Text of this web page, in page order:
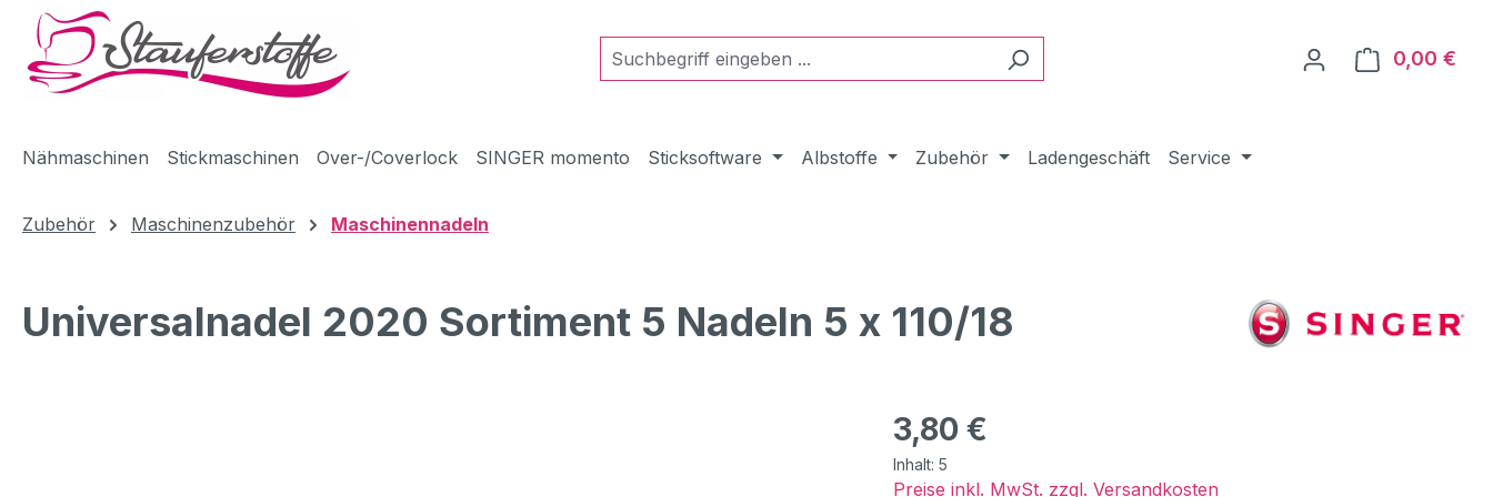
Hauptinhalt springen
Zur Suche springen
Zur Hauptnavigation springen
0,00 €
Nähmaschinen Stickmaschinen Over-/Coverlock SINGER momento Sticksoftware Albstoffe Zubehör Ladengeschäft Service
Zubehör Maschinenzubehör Maschinennadeln
Universalnadel 2020 Sortiment 5 Nadeln 5 x 110/18
Regulärer Preis:
3,80 €
Inhalt: 5
Preise inkl. MwSt. zzgl. Versandkosten